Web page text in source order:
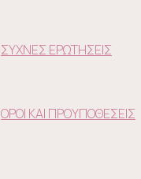
ΣΥΧΝΕΣ ΕΡΩΤΗΣΕΙΣ
ΟΡΟΙ ΚΑΙ ΠΡΟΥΠΟΘΕΣΕΙΣ